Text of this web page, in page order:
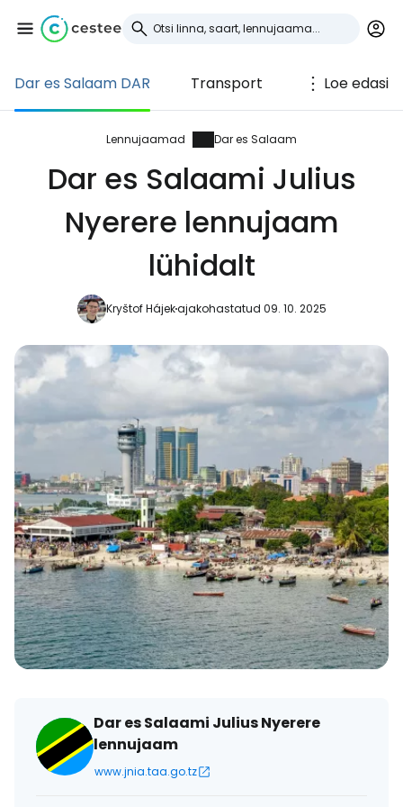
Dar es Salaam DAR Transport Loe edasi
Lennujaamad Dar es Salaam
Dar es Salaami Julius
Nyerere lennujaam
lühidalt
Kryštof Hájekajakohastatud 09. 10. 2025
Dar es Salaami Julius Nyerere
lennujaam
www.jnia.taa.go.tz
Logi sisse
Cestee'sse
... ülemaailmne reisikogukond
Jätka Google'iga
Jätka Facebookiga
Jätkake e-kirjaga